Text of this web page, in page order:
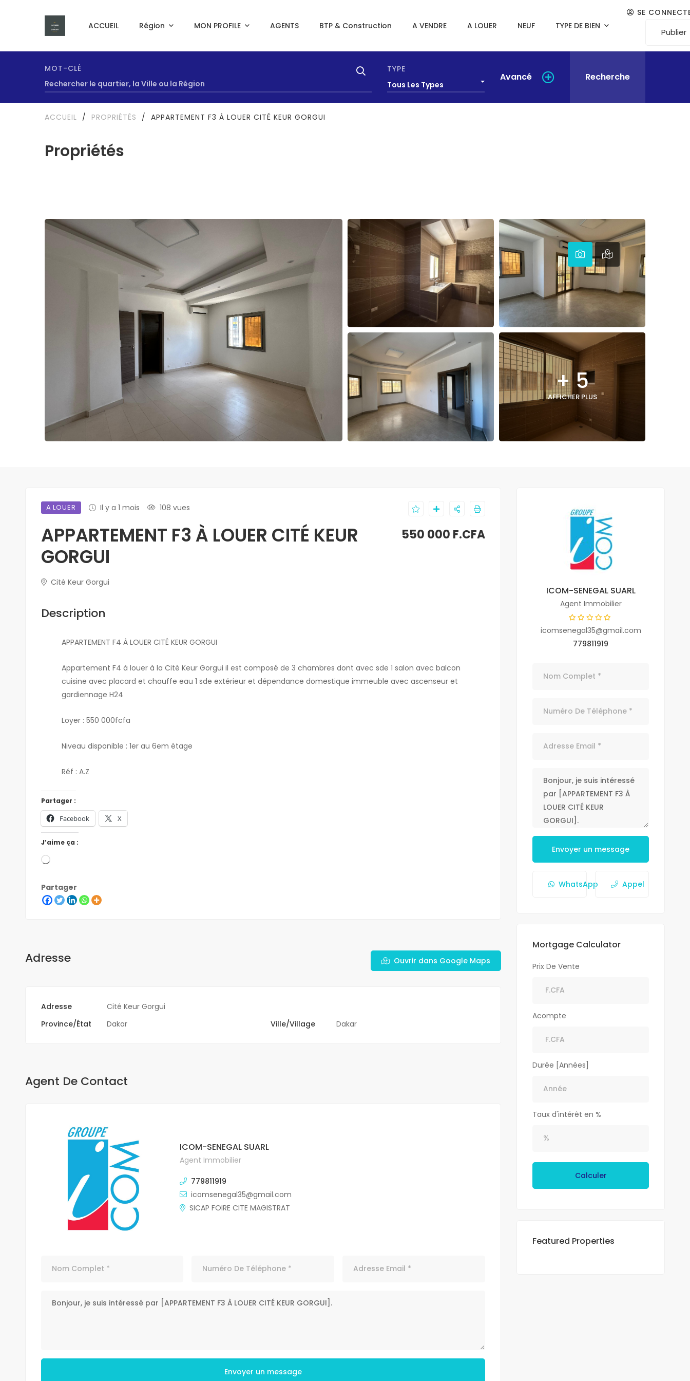
ACCUEIL Région MON PROFILE AGENTS BTP & Construction A VENDRE A LOUER NEUF TYPE DE BIEN
SE
Publier
MOT-CLÉ
TYPE
Tous Les Types
Avancé Recherche
Propriétés
ACCUEIL / PROPRIÉTÉS / APPARTEMENT F3 À LOUER CITÉ KEUR GORGUI
+ 5
AFFICHER PLUS
A LOUER Il y a 1 mois 108 vues
APPARTEMENT F3 À LOUER CITÉ KEUR
GORGUI
Cité Keur Gorgui
550 000 F.CFA
Description
APPARTEMENT F4 À LOUER CITÉ KEUR GORGUI
Appartement F4 à louer à la Cité Keur Gorgui il est composé de 3 chambres dont avec sde 1 salon avec balcon
cuisine avec placard et chauffe eau 1 sde extérieur et dépendance domestique immeuble avec ascenseur et
gardiennage H24
Loyer : 550 000fcfa
Niveau disponible : 1er au 6em étage
Réf : A.Z
Partager :
Facebook X
J’aime ça :
Partager
Adresse Ouvrir dans Google Maps
Adresse
Cité Keur Gorgui
Province/État
Dakar Ville/Village Dakar
Agent De Contact
ICOM-SENEGAL SUARL
Agent Immobilier
779811919
icomsenegal35@gmail.com
SICAP FOIRE CITE MAGISTRAT
Envoyer un message
ICOM-SENEGAL SUARL
Agent Immobilier
icomsenegal35@gmail.com
779811919
Envoyer un message
WhatsApp Appel
Mortgage Calculator
Prix De Vente
Acompte
Durée [Années]
Taux d'intérêt en %
Calculer
Featured Properties